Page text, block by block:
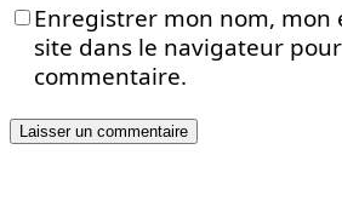
Enregistrer mon nom, mon
site dans le navigateur
commentaire.